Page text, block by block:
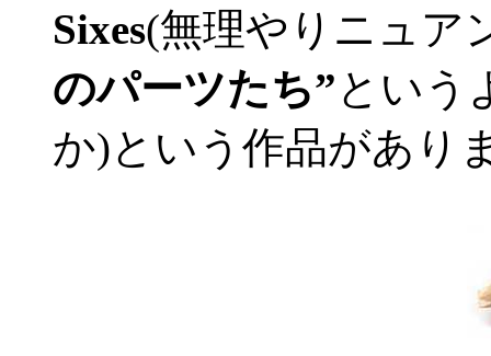
Sixes(無理やりニュア
のパーツたち”という
か)という作品があり